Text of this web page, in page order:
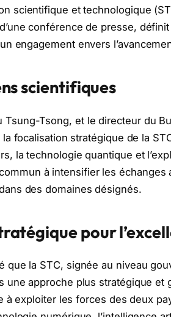
scientifique et technologique
conférence de presse,
engagement envers
scientifiques
Tsung-Tsong, et le directeur du
focalisation stratégique de la
la technologie quantique et
à intensifier les échanges
des domaines désignés.
pour
que la STC, signée au niveau
une approche plus stratégique et
à exploiter les forces des deux